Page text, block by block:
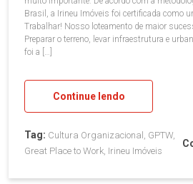
Brasil, a Irineu Imóveis foi certificada como
Trabalhar! Nosso loteamento de maior
Preparar o terreno, levar infraestrutura e
foi a […]
Continue lendo
Tag: Cultura Organizacional, GPTW,
Great Place to Work, Irineu Imóveis